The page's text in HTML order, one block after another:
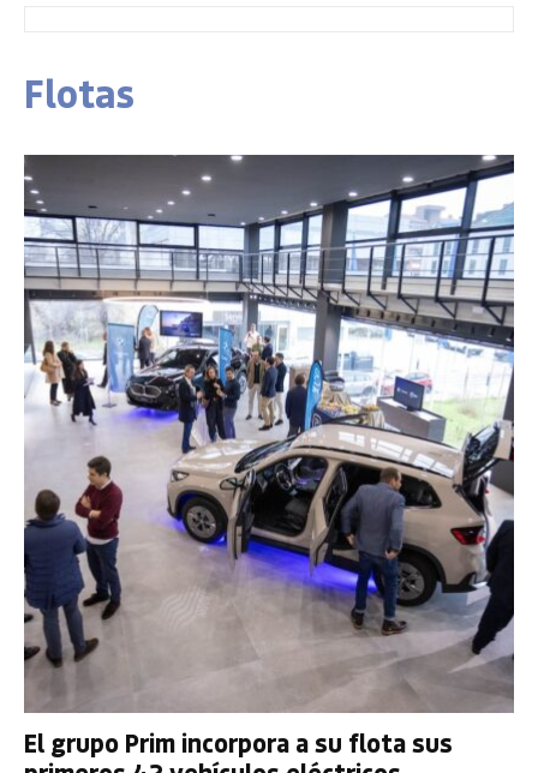
Flotas
El grupo Prim incorpora a su flota sus